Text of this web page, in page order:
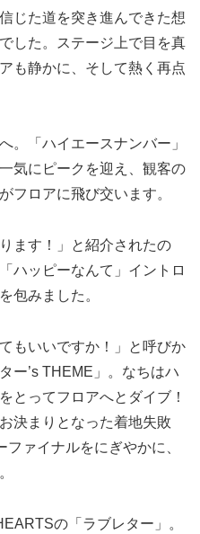
じた道を突き進んできた想
した。ステージ上で目を真
も静かに、そして熱く再点
。「ハイエースナンバー」
気にピークを迎え、観客の
フロアに飛び交います。
ます！」と紹介されたの
ハッピーなんて」イントロ
包みました。
もいいですか！」と呼びか
ー’s THEME」。なちはハ
とってフロアへとダイブ！
決まりとなった着地失敗
ファイナルをにぎやかに、
の「ラブレター」。